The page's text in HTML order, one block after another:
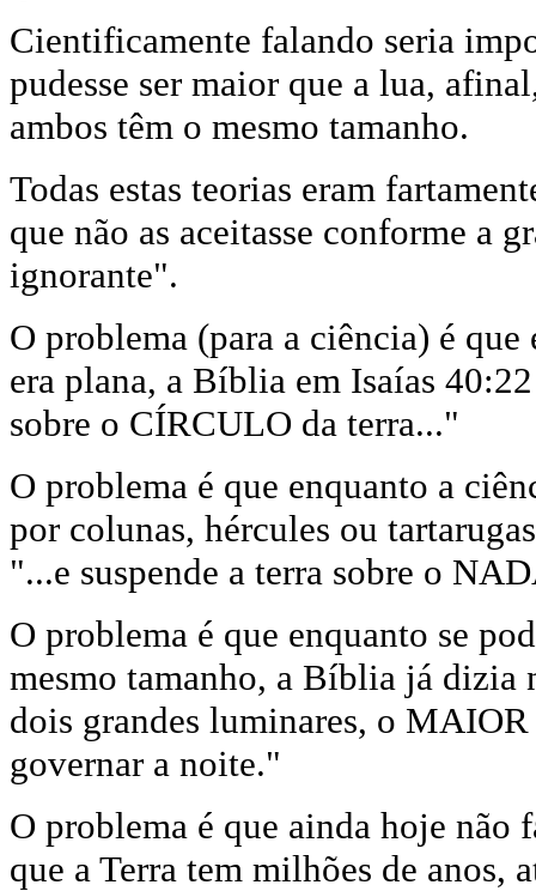
Cientificamente falando seria
pudesse ser maior que a lua,
ambos têm o mesmo tamanho.
Todas estas teorias eram
que não as aceitasse conforme a
ignorante".
O problema (para a ciência) é
era plana, a Bíblia em Isaías
sobre o CÍRCULO da terra..."
O problema é que enquanto a
por colunas, hércules ou
"...e suspende a terra sobre o
O problema é que enquanto se
mesmo tamanho, a Bíblia já dizia
dois grandes luminares, o
governar a noite."
O problema é que ainda hoje não
que a Terra tem milhões de anos,